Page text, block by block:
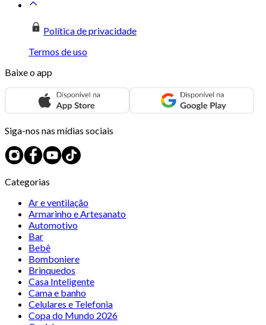
Política de privacidade
Termos de uso
Baixe o app
Siga-nos nas mídias sociais
Categorias
Ar e ventilação
Armarinho e Artesanato
Automotivo
Bar
Bebê
Bomboniere
Brinquedos
Casa Inteligente
Cama e banho
Celulares e Telefonia
Copa do Mundo 2026